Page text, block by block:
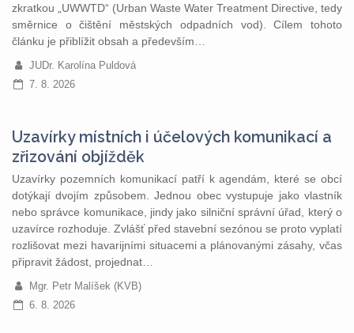
zkratkou „UWWTD“ (Urban Waste Water Treatment Directive, tedy
směrnice o čištění městských odpadních vod). Cílem tohoto
článku je přiblížit obsah a především…
JUDr. Karolína Puldová
7. 8. 2026
Uzavírky místních i účelových komunikací a
zřizování objížděk
Uzavírky pozemních komunikací patří k agendám, které se obcí
dotýkají dvojím způsobem. Jednou obec vystupuje jako vlastník
nebo správce komunikace, jindy jako silniční správní úřad, který o
uzavírce rozhoduje. Zvlášť před stavební sezónou se proto vyplatí
rozlišovat mezi havarijními situacemi a plánovanými zásahy, včas
připravit žádost, projednat…
Mgr. Petr Malíšek (KVB)
6. 8. 2026